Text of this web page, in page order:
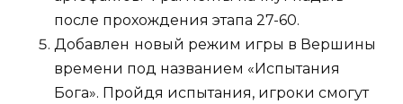
после прохождения этапа 27-60.
Добавлен новый режим игры в Вершины
времени под названием «Испытания
Бога». Пройдя испытания, игроки смогут